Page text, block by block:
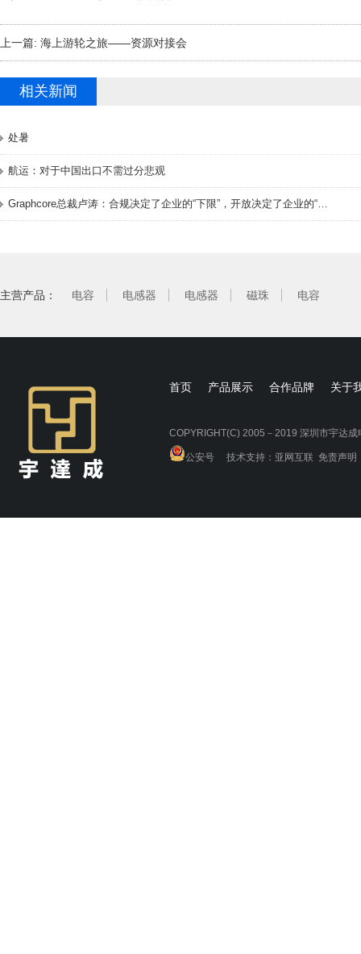
上一篇: 海上游轮之旅——资源对接会
相关新闻
处暑
航运：对于中国出口不需过分悲观
Graphcore总裁卢涛：合规决定了企业的“下限”，开放决定了企业的“上限”
主营产品： 电容 电感器 电感器 磁珠 电容
首页 产品展示 合作品牌 关于
COPYRIGHT(C) 2005－2019 深圳市宇达成
公安号 技术支持： 亚网互联 免责声明